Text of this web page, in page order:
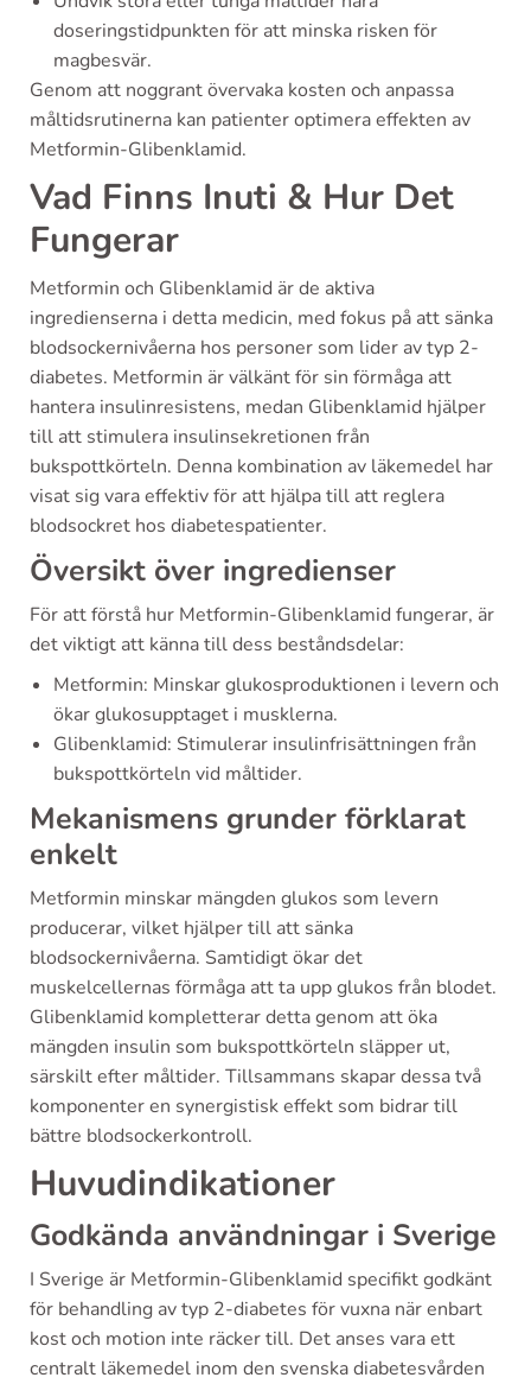
doseringstidpunkten för att minska risken för
magbesvär.
Genom att noggrant övervaka kosten och anpassa
måltidsrutinerna kan patienter optimera effekten av
Metformin-Glibenklamid.
Vad Finns Inuti & Hur Det
Fungerar
Metformin och Glibenklamid är de aktiva
ingredienserna i detta medicin, med fokus på att sänka
blodsockernivåerna hos personer som lider av typ 2-
diabetes. Metformin är välkänt för sin förmåga att
hantera insulinresistens, medan Glibenklamid hjälper
till att stimulera insulinsekretionen från
bukspottkörteln. Denna kombination av läkemedel har
visat sig vara effektiv för att hjälpa till att reglera
blodsockret hos diabetespatienter.
Översikt över ingredienser
För att förstå hur Metformin-Glibenklamid fungerar, är
det viktigt att känna till dess beståndsdelar:
Metformin: Minskar glukosproduktionen i levern och
ökar glukosupptaget i musklerna.
Glibenklamid: Stimulerar insulinfrisättningen från
bukspottkörteln vid måltider.
Mekanismens grunder förklarat
enkelt
Metformin minskar mängden glukos som levern
producerar, vilket hjälper till att sänka
blodsockernivåerna. Samtidigt ökar det
muskelcellernas förmåga att ta upp glukos från blodet.
Glibenklamid kompletterar detta genom att öka
mängden insulin som bukspottkörteln släpper ut,
särskilt efter måltider. Tillsammans skapar dessa två
komponenter en synergistisk effekt som bidrar till
bättre blodsockerkontroll.
Huvudindikationer
Godkända användningar i Sverige
I Sverige är Metformin-Glibenklamid specifikt godkänt
för behandling av typ 2-diabetes för vuxna när enbart
kost och motion inte räcker till. Det anses vara ett
centralt läkemedel inom den svenska diabetesvården